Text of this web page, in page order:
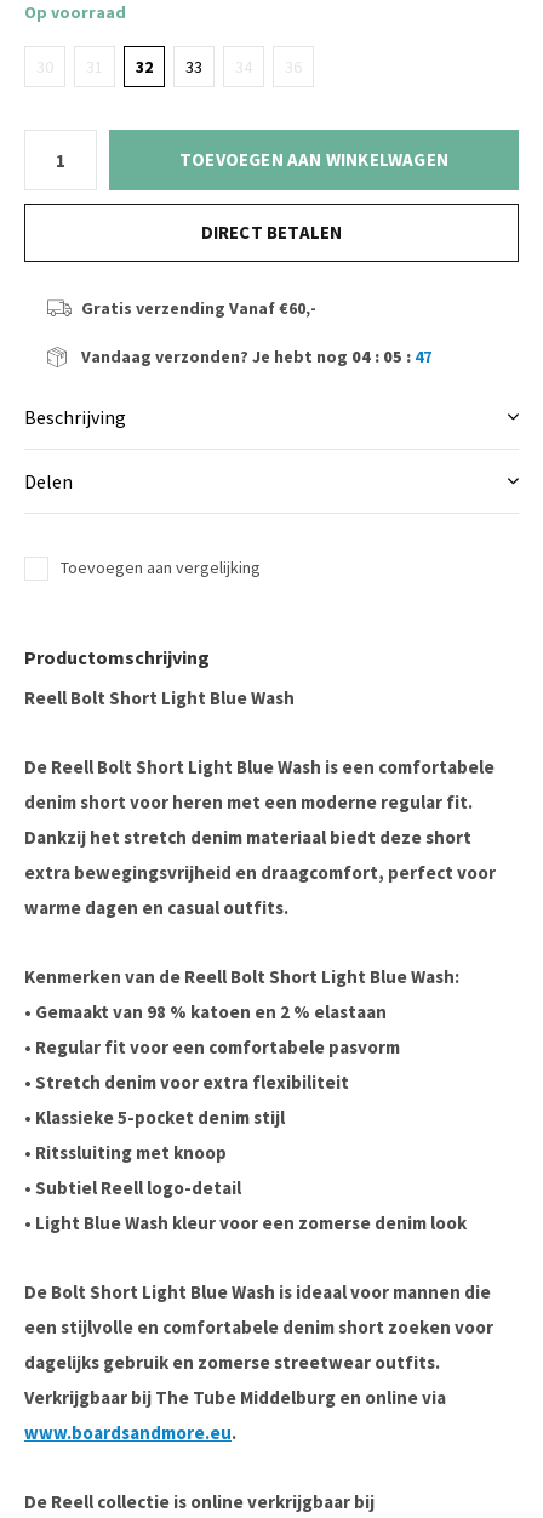
Op voorraad
30 31 32 33 34 36
TOEVOEGEN AAN WINKELWAGEN
DIRECT BETALEN
Gratis verzending Vanaf €60,-
Vandaag verzonden? Je hebt nog 04 : 05 : 46
Beschrijving
Delen
Toevoegen aan vergelijking
Productomschrijving
Reell Bolt Short Light Blue Wash
De Reell Bolt Short Light Blue Wash is een comfortabele
denim short voor heren met een moderne regular fit.
Dankzij het stretch denim materiaal biedt deze short
extra bewegingsvrijheid en draagcomfort, perfect voor
warme dagen en casual outfits.
Kenmerken van de Reell Bolt Short Light Blue Wash:
• Gemaakt van 98 % katoen en 2 % elastaan
• Regular fit voor een comfortabele pasvorm
• Stretch denimvoor extra flexibiliteit
• Klassieke5-pocket denim stijl
• Ritssluiting met knoop
• Subtiel Reell logo-detail
• Light Blue Wash kleur voor een zomerse denim look
De Bolt Short Light Blue Wash is ideaal voor mannen die
een stijlvolle en comfortabele denim short zoeken voor
dagelijks gebruik en zomerse streetwear outfits.
Verkrijgbaar bij The Tube Middelburg en online via
www.boardsandmore.eu.
De Reell collectie is online verkrijgbaar bij